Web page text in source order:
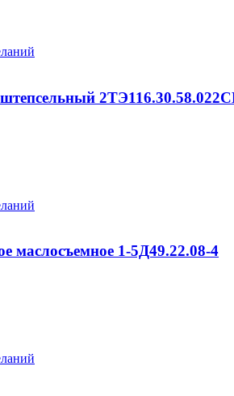
маслосъемное 1-5Д49.22.08-4